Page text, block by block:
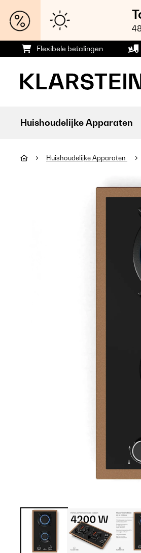
Flexibele betalingen
Huishoudelijke Apparaten
Huishoudelijke Apparaten